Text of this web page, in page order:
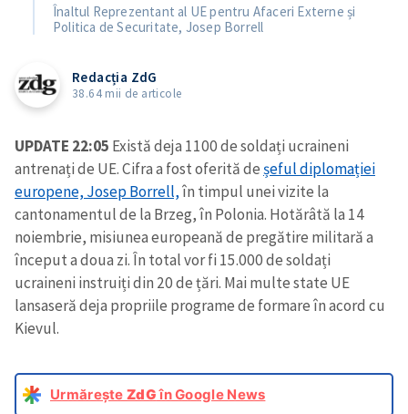
Înaltul Reprezentant al UE pentru Afaceri Externe și
Politica de Securitate, Josep Borrell
Redacția ZdG
38.64 mii de articole
UPDATE 22:05 Există deja 1100 de soldați ucraineni
antrenați de UE. Cifra a fost oferită deșeful diplomației
europene, Josep Borrell,în timpul unei vizite la
cantonamentul de la Brzeg, în Polonia. Hotărâtă la 14
noiembrie, misiunea europeană de pregătire militară a
început a doua zi. În total vor fi 15.000 de soldați
ucraineni instruiți din 20 de țări. Mai multe state UE
lansaseră deja propriile programe de formare în acord cu
Kievul.
Urmărește ZdGîn Google News